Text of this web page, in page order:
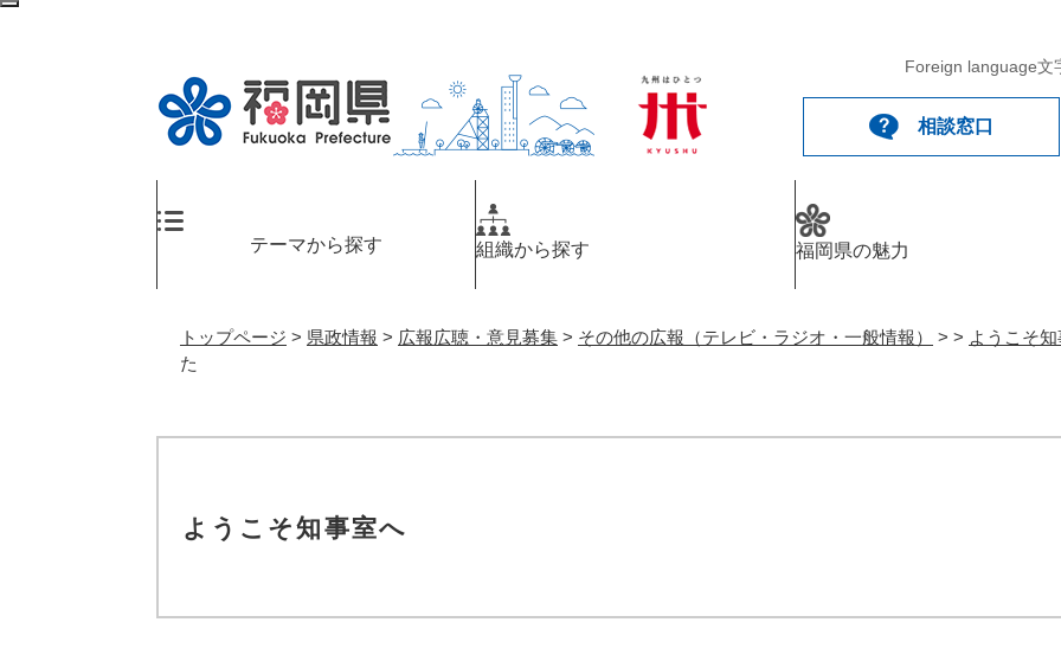
ペ
メ
Foreign language文
相談窓口
テーマから探す 組織から探す 福岡県の魅力
トップページ > 県政情報 > 広報広聴・意見募集 > その他の広報（テレビ・ラジオ・一般情報） > > ようこそ
た
ようこそ知事室へ